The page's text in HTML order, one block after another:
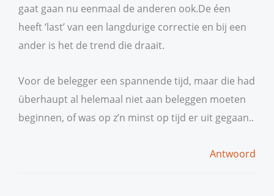
gaat gaan nu eenmaal de anderen ook.De éen
heeft ‘last’ van een langdurige correctie en bij een
ander is het de trend die draait.
Voor de belegger een spannende tijd, maar die had
überhaupt al helemaal niet aan beleggen moeten
beginnen, of was op z’n minst op tijd er uit gegaan..
Antwoord